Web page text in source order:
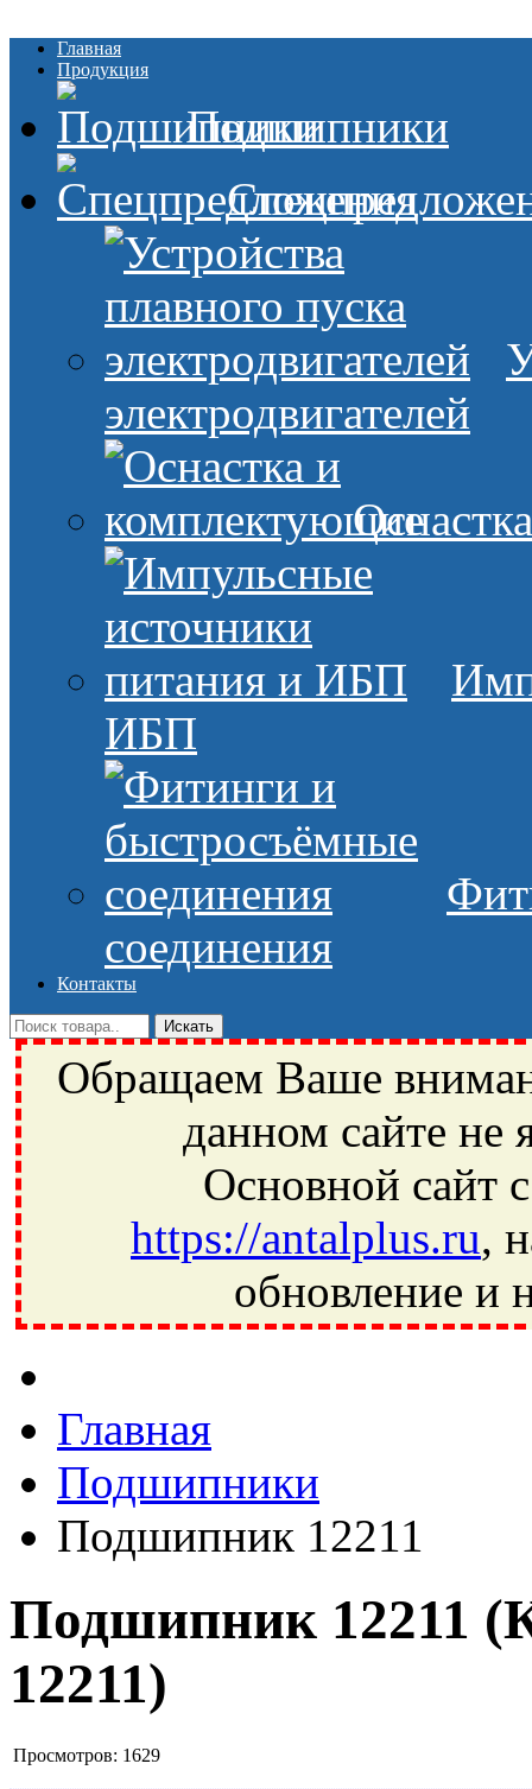
Главная
Продукция
Подшипники
электродвигателей
ИБП
соединения
Контакты
Обращаем Ваше
данном сайте не
Основной сайт
https://antalplus.ru,
обновление и
Ивантеевка, подшипники, пневматика, метизы, техника,
Главная
Подшипники
Подшипник 12211
Подшипник 12211
12211)
Просмотров: 1629